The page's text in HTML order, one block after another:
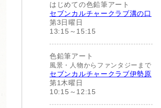
はじめての色鉛筆アート
セブンカルチャークラブ溝の口
第3日曜日
13:15～15:15
色鉛筆アート
風景・人物からファンタジーまで
セブンカルチャークラブ伊勢原
第1木曜日
10:15～12:15